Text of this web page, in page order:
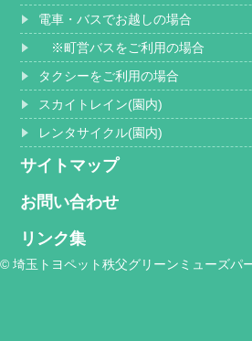
電車・バスでお越しの場合
※町営バスをご利用の場合
タクシーをご利用の場合
スカイトレイン(園内)
レンタサイクル(園内)
サイトマップ
お問い合わせ
リンク集
© 埼玉トヨペット秩父グリーンミューズパ